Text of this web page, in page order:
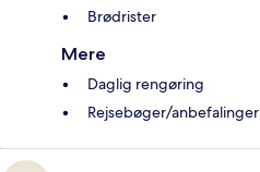
Brødrister
Mere
Daglig rengøring
Rejsebøger/anbefalinger